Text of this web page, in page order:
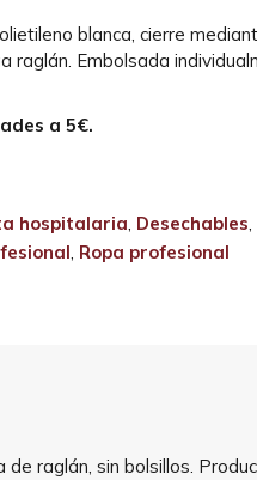
blanca, cierre
raglán. Embolsada
a 5€.
hospitalaria, Desechables,
, Ropa profesional
raglán, sin bolsillos.